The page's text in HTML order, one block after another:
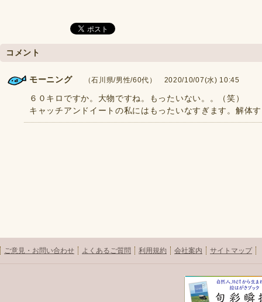
コメント
モーニング （石川県/男性/60代） 2020/10/07(水) 10:45
６０キロですか。大物ですね。もったいない。。（笑）
キャッチアンドイートの私にはもったいなすぎます。解体
ご意見・お問い合わせ よくあるご質問 利用規約 会社案内 サイトマップ